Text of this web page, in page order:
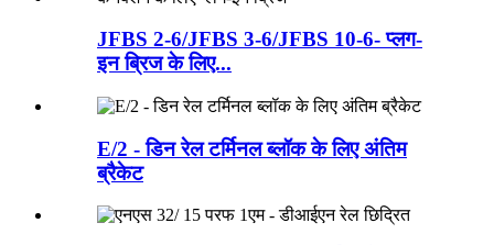
JFBS 2-6/JFBS 3-6/JFBS 10-6- प्लग-
इन ब्रिज के लिए...
E/2 - डिन रेल टर्मिनल ब्लॉक के लिए अंतिम
ब्रैकेट